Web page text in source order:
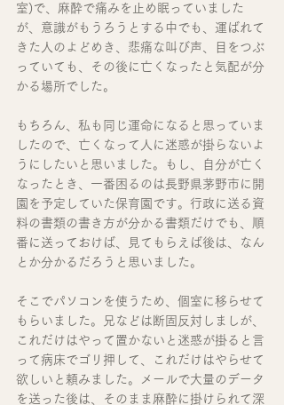
室)で、麻酔で痛みを止め眠っていました
が、意識がもうろうとする中でも、運ばれて
きた人のよどめき、悲痛な叫び声、目をつぶ
っていても、その後に亡くなったと気配が分
かる場所でした。
もちろん、私も同じ運命になると思っていま
したので、亡くなって人に迷惑が掛らないよ
うにしたいと思いました。もし、自分が亡く
なったとき、一番困るのは長野県茅野市に開
園を予定していた保育園です。行政に送る資
料の書類の書き方が分かる書類だけでも、順
番に送っておけば、見てもらえば後は、なん
とか分かるだろうと思いました。
そこでパソコンを使うため、個室に移らせて
もらいました。兄などは断固反対しましが、
これだけはやって置かないと迷惑が掛ると言
って病床でゴリ押して、これだけはやらせて
欲しいと頼みました。メールで大量のデータ
を送った後は、そのまま麻酔に掛けられて深